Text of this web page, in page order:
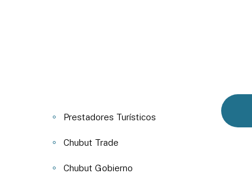
Prestadores Turísticos
Chubut Trade
Chubut Gobierno